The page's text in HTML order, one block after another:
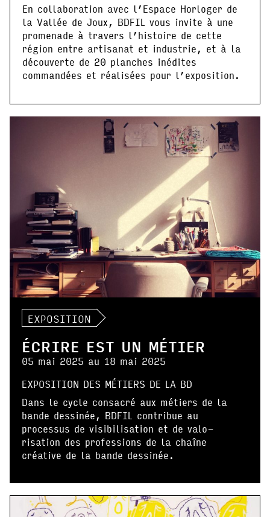
En collaboration avec l’Espace Horloger de
la Vallée de Joux, BDFIL vous invite à une
promenade à travers l’histoire de cette
région entre artisanat et industrie, et à la
découverte de 20 planches inédites
commandées et réalisées pour l’exposition.
EXPOSITION
ÉCRIRE EST UN MÉTIER
05 mai 2025 au 18 mai 2025
EXPOSITION DES MÉTIERS DE LA BD
Dans le cycle consacré aux métiers de la
bande dessinée, BDFIL contribue au
processus de visibilisation et de valo-
risation des professions de la chaîne
créative de la bande dessinée.